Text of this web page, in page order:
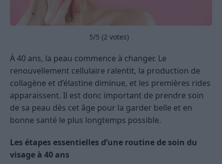
5/5 (2 votes)
À 40 ans, la peau commence à changer. Le
renouvellement cellulaire ralentit, la production de
collagène et d’élastine diminue, et les premières rides
apparaissent. Il est donc important de prendre soin
de sa peau dès cet âge pour la garder belle et en
bonne santé le plus longtemps possible.
Les étapes essentielles d’une routine de soin du
visage à 40 ans